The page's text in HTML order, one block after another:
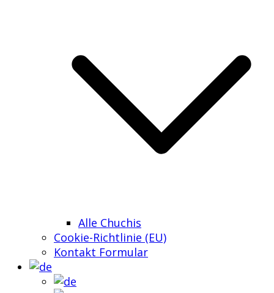
Alle Chuchis
Cookie-Richtlinie (EU)
Kontakt Formular